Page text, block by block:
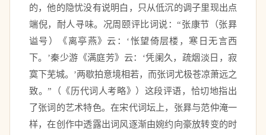
的，他的隐忧没有说明白，只从低沉的调子里现出点
端倪，耐人寻味。况周颐评比词说：“张康节（张昪
谥号）《离亭燕》云：‘怅望倚层楼，寒日无言西
下。’秦少游《满庭芳》云：‘凭阑久，疏烟淡日，寂
寞下芜城。’两歇拍意境相若，而张词尤极苍凉萧远之
致。”（《历代词人考略》）这段评语，恰切地指出
了张词的艺术特色。在宋代词坛上，张昪与范仲淹一
样，在创作中透露出词风逐渐由婉约向豪放转变的时